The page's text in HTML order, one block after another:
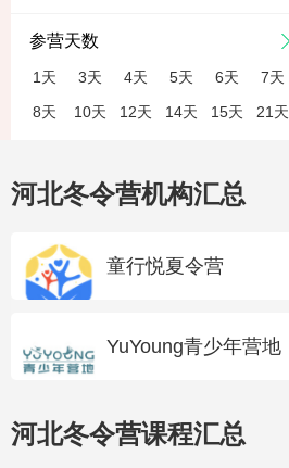
参营天数
1天 3天 4天 5天 6天
7天
8天
10天 12天 14天 15天 21天
河北冬令营机构汇总
童行悦夏令营
YuYoung青少年营地
河北冬令营课程汇总